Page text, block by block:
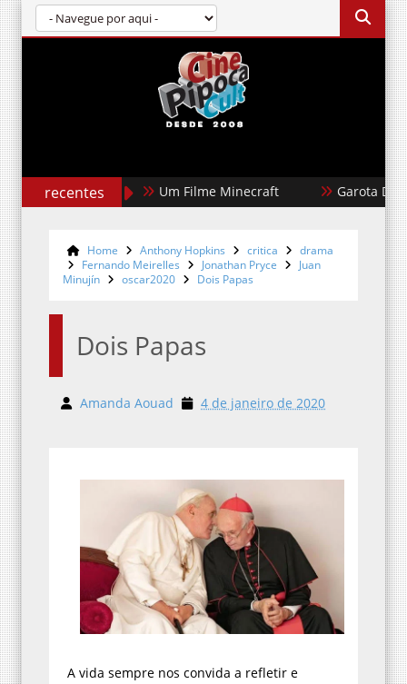
recentes Um Filme Minecraft Garota Dourada
Home Anthony Hopkins critica
drama
Fernando Meirelles
Jonathan Pryce
Juan
Minujín
oscar2020 Dois Papas
Dois Papas
Amanda Aouad 4 de janeiro de 2020
A vida sempre nos convida a refletir e